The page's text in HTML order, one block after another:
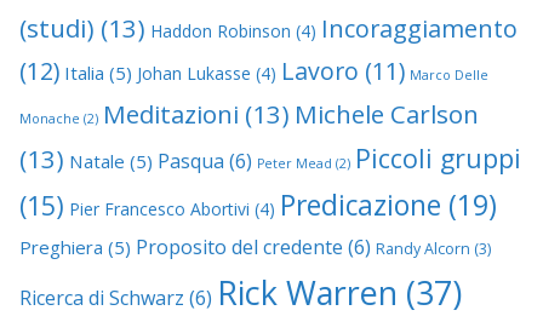
(studi) (13) Haddon Robinson (4) Incoraggiamento
(12) Italia (5) Johan Lukasse (4) Lavoro (11) Marco Delle
Monache (2) Meditazioni (13) Michele Carlson
(13) Natale (5) Pasqua (6) Peter Mead (2) Piccoli gruppi
(15) Pier Francesco Abortivi (4) Predicazione (19)
Preghiera (5) Proposito del credente (6) Randy Alcorn (3)
Ricerca di Schwarz (6) Rick Warren (37)